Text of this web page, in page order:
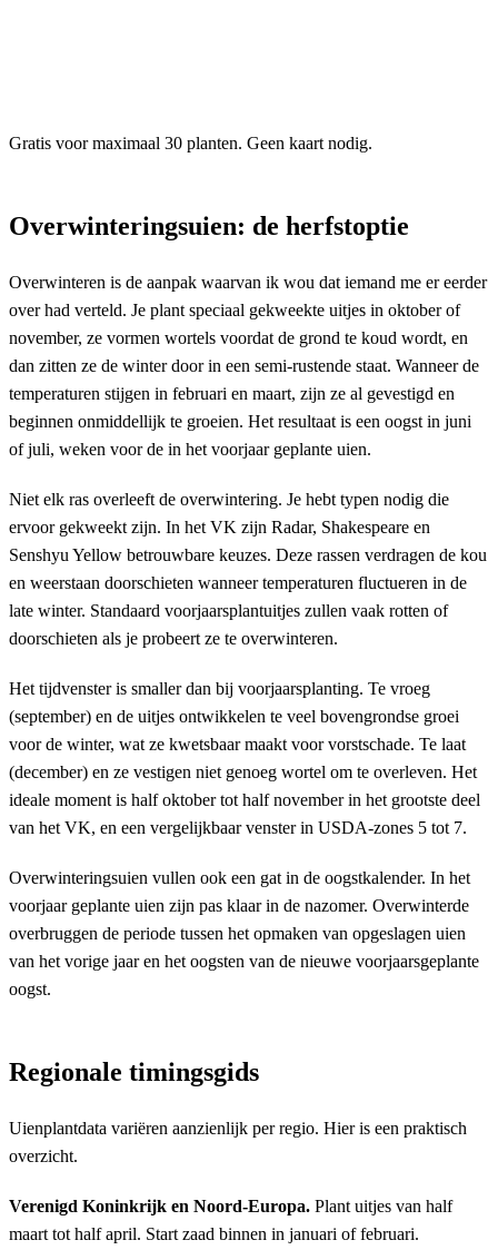
Gratis voor maximaal 30 planten. Geen kaart nodig.
Overwinteringsuien: de herfstoptie
Overwinteren is de aanpak waarvan ik wou dat iemand me er eerder
over had verteld. Je plant speciaal gekweekte uitjes in oktober of
november, ze vormen wortels voordat de grond te koud wordt, en
dan zitten ze de winter door in een semi-rustende staat. Wanneer de
temperaturen stijgen in februari en maart, zijn ze al gevestigd en
beginnen onmiddellijk te groeien. Het resultaat is een oogst in juni
of juli, weken voor de in het voorjaar geplante uien.
Niet elk ras overleeft de overwintering. Je hebt typen nodig die
ervoor gekweekt zijn. In het VK zijn Radar, Shakespeare en
Senshyu Yellow betrouwbare keuzes. Deze rassen verdragen de kou
en weerstaan doorschieten wanneer temperaturen fluctueren in de
late winter. Standaard voorjaarsplantuitjes zullen vaak rotten of
doorschieten als je probeert ze te overwinteren.
Het tijdvenster is smaller dan bij voorjaarsplanting. Te vroeg
(september) en de uitjes ontwikkelen te veel bovengrondse groei
voor de winter, wat ze kwetsbaar maakt voor vorstschade. Te laat
(december) en ze vestigen niet genoeg wortel om te overleven. Het
ideale moment is half oktober tot half november in het grootste deel
van het VK, en een vergelijkbaar venster in USDA-zones 5 tot 7.
Overwinteringsuien vullen ook een gat in de oogstkalender. In het
voorjaar geplante uien zijn pas klaar in de nazomer. Overwinterde
overbruggen de periode tussen het opmaken van opgeslagen uien
van het vorige jaar en het oogsten van de nieuwe voorjaarsgeplante
oogst.
Regionale timingsgids
Uienplantdata variëren aanzienlijk per regio. Hier is een praktisch
overzicht.
Verenigd Koninkrijk en Noord-Europa. Plant uitjes van half
maart tot half april. Start zaad binnen in januari of februari.